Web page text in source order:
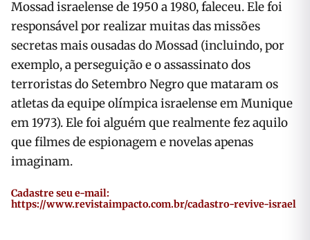
Mossad israelense de 1950 a 1980, faleceu. Ele foi
responsável por realizar muitas das missões
secretas mais ousadas do Mossad (incluindo, por
exemplo, a perseguição e o assassinato dos
terroristas do Setembro Negro que mataram os
atletas da equipe olímpica israelense em Munique
em 1973). Ele foi alguém que realmente fez aquilo
que filmes de espionagem e novelas apenas
imaginam.
Cadastre seu e-mail:
https://www.revistaimpacto.com.br/cadastro-revive-israel